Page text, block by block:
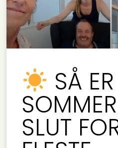
SÅ ER
SLUT